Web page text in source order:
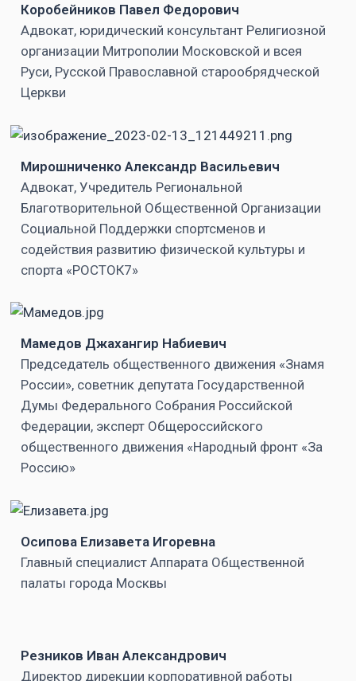
Коробейников Павел Федорович
Адвокат, юридический консультант Религиозной
организации Митрополии Московской и всея
Руси, Русской Православной старообрядческой
Церкви
Мирошниченко Александр Васильевич
Адвокат, Учредитель Региональной
Благотворительной Общественной Организации
Социальной Поддержки спортсменов и
содействия развитию физической культуры и
спорта «РОСТОК7»
Мамедов Джахангир Набиевич
Председатель общественного движения «Знамя
России», советник депутата Государственной
Думы Федерального Собрания Российской
Федерации, эксперт Общероссийского
общественного движения «Народный фронт «За
Россию»
Осипова Елизавета Игоревна
Главный специалист Аппарата Общественной
палаты города Москвы
Резников Иван Александрович
Директор дирекции корпоративной работы